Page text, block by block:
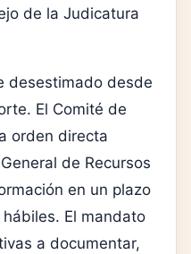
de la Judicatura
desestimado desde
El Comité de
orden directa
de Recursos
en un plazo
El mandato
a documentar,